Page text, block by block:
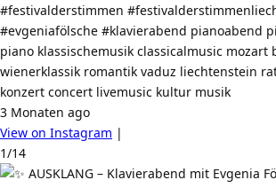
#festivalderstimmen
#evgeniafölsche #klavierabend pianoabend
piano klassischemusik classicalmusic mozart
wienerklassik romantik vaduz liechtenstein
konzert concert livemusic kultur musik
3 Monaten ago
View on Instagram |
1/14